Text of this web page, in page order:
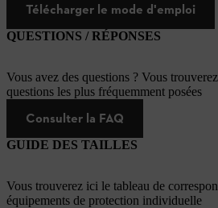
Télécharger le mode d'emploi
QUESTIONS / RÉPONSES
Vous avez des questions ? Vous
questions les plus fréquemment posées
Consulter la FAQ
GUIDE DES TAILLES
Vous trouverez ici le tableau de
équipements de protection individuelle